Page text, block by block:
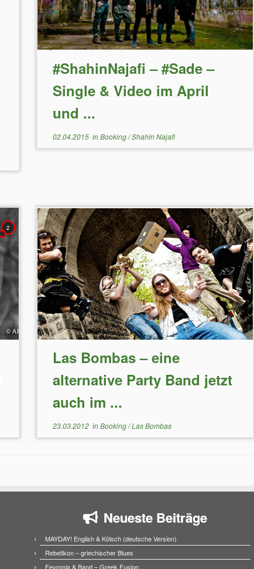
#ShahinNajafi – #Sade –
Single & Video im April
und ...
02.04.2015inBooking/Shahin Najafi
2
Las Bombas – eine
alternative Party Band jetzt
auch im ...
23.03.2012inBooking/Las Bombas
Neueste Beiträge
MAYDAY! English & Kölsch (deutsche Version)
Rebetikon – griechischer Blues
Fevronia & Band – Greek Fusion